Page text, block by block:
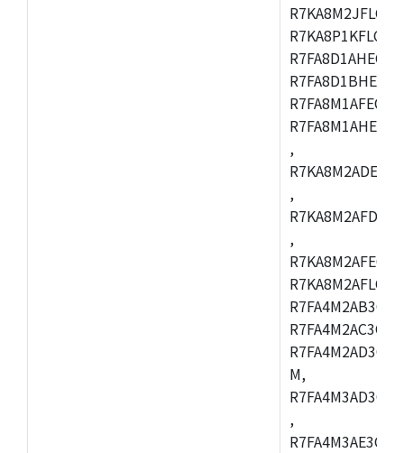
,
,
,
M,
,